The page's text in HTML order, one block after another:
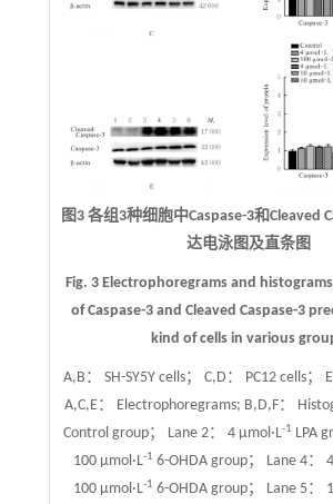
图3 各组3种细胞中Caspase-3和Cleaved
达电泳图及直条图
Fig. 3 Electrophoregrams and
of Caspase-3 and Cleaved Caspase-3
kind of cells in various
A,B： SH-SY5Y cells； C,D： PC12 cells；
A,C,E： Electrophoregrams; B,D,F：
Control group； Lane 2： 4 μmol·L-1 LPA
100 μmol·L-1 6-OHDA group； Lane 4：
100 μmol·L-1 6-OHDA group； Lane 5：